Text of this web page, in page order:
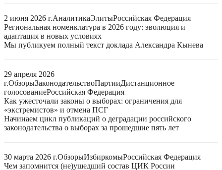
2 июня 2026 г.АналитикаЭлитыРоссийская Федерация
Региональная номенклатура в 2026 году: эволюция и
адаптация в новых условиях
Мы публикуем полный текст доклада Александра Кынева
29 апреля 2026
г.ОбзорыЗаконодательствоПартииДистанционное
голосованиеРоссийская Федерация
Как ужесточали законы о выборах: ограничения для
«экстремистов» и отмена ПСГ
Начинаем цикл публикаций о деградации российского
законодательства о выборах за прошедшие пять лет
30 марта 2026 г.ОбзорыИзбиркомыРоссийская Федерация
Чем запомнится (не)ушедший состав ЦИК России